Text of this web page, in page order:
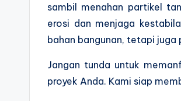
sambil menahan partikel
erosi dan menjaga
bahan bangunan, tetapi juga
Jangan tunda untuk
proyek Anda. Kami siap